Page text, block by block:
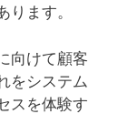
ます。
向けて顧客
をシステム
スを体験す